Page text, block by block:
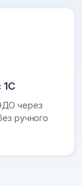
1С
через
ручного